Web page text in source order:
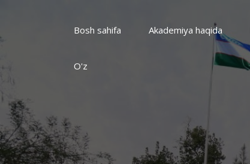
Bosh sahifa Akademiya haqida
O'z